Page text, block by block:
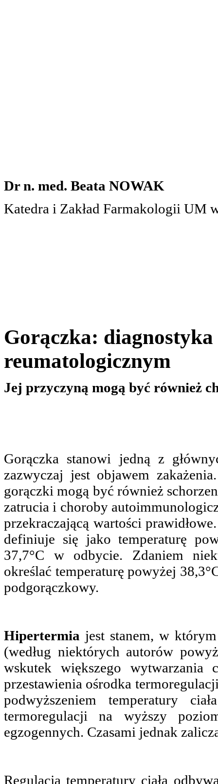
Dr n. med. Beata NOWAK
Katedra i Zakład Farmakologii UM
Gorączka:
reumatologicznym
Jej przyczyną mogą być również
Gorączka stanowi jedną z
zazwyczaj jest objawem
gorączki mogą być również
zatrucia i choroby
przekraczającą wartości
definiuje się jako temperaturę
37,7°C w odbycie. Zdaniem
określać temperaturę powyżej
podgorączkowy.
Hipertermia jest stanem, w
(według niektórych autorów
wskutek większego wytwarzania
przestawienia ośrodka
podwyższeniem temperatury
termoregulacji na wyższy
egzogennych. Czasami jednak
Regulacja temperatury ciała